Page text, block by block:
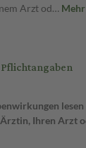
Arzt od… Mehr
Ihren Arzt